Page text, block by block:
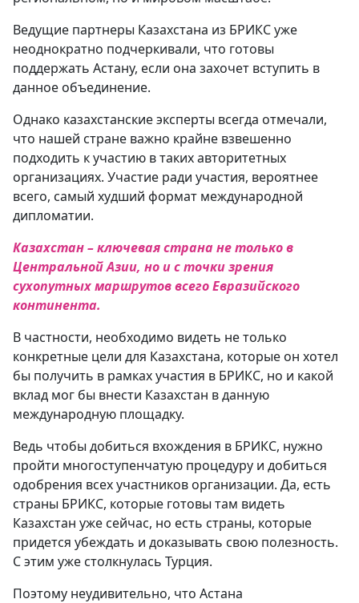
Ведущие партнеры Казахстана из БРИКС уже
неоднократно подчеркивали, что готовы
поддержать Астану, если она захочет вступить в
данное объединение.
Однако казахстанские эксперты всегда отмечали,
что нашей стране важно крайне взвешенно
подходить к участию в таких авторитетных
организациях. Участие ради участия, вероятнее
всего, самый худший формат международной
дипломатии.
Казахстан – ключевая страна не только в
Центральной Азии, но и с точки зрения
сухопутных маршрутов всего Евразийского
континента.
В частности, необходимо видеть не только
конкретные цели для Казахстана, которые он хотел
бы получить в рамках участия в БРИКС, но и какой
вклад мог бы внести Казахстан в данную
международную площадку.
Ведь чтобы добиться вхождения в БРИКС, нужно
пройти многоступенчатую процедуру и добиться
одобрения всех участников организации. Да, есть
страны БРИКС, которые готовы там видеть
Казахстан уже сейчас, но есть страны, которые
придется убеждать и доказывать свою полезность.
С этим уже столкнулась Турция.
Поэтому неудивительно, что Астана